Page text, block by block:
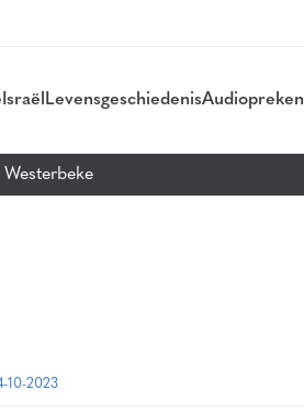
Israël LevensgeschiedenisAudiopreken
10-2023